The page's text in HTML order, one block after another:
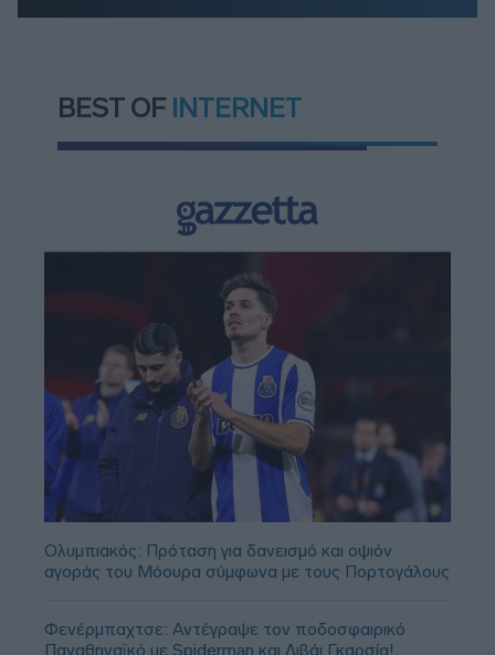
BEST OF INTERNET
Ολυμπιακός: Πρόταση για δανεισμό και οψιόν
αγοράς του Μόουρα σύμφωνα με τους Πορτογάλους
Φενέρμπαχτσε: Αντέγραψε τον ποδοσφαιρικό
Παναθηναϊκό με Spiderman και Λιβάι Γκαρσία!